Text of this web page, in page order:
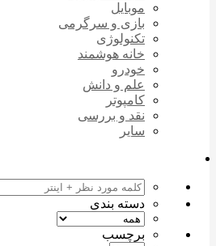
موبایل
بازی و سرگرمی
تکنولوژی
خانه هوشمند
خودرو
علم و دانش
کامپوتر
نقد و بررسی
سایر
دسته بندی
برچسب